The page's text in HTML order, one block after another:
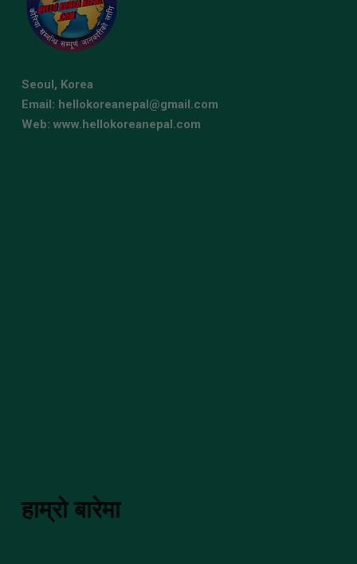
Seoul, Korea
Email: hellokoreanepal@gmail.com
Web: www.hellokoreanepal.com
हाम्रो बारेमा